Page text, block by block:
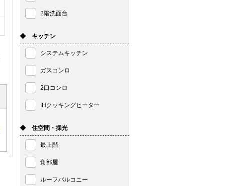
2階洗面台
◆ キッチン
システムキッチン
ガスコンロ
2口コンロ
IHクッキングヒーター
◆ 住空間・採光
最上階
角部屋
ルーフバルコニー